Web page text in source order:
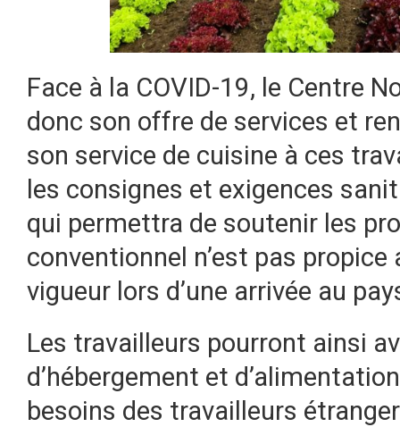
Face à la COVID-19, le Centre
donc son offre de services et
son service de cuisine à ces
les consignes et exigences
qui permettra de soutenir les
conventionnel n’est pas
vigueur lors d’une arrivée au
Les travailleurs pourront ainsi
d’hébergement et
besoins des travailleurs